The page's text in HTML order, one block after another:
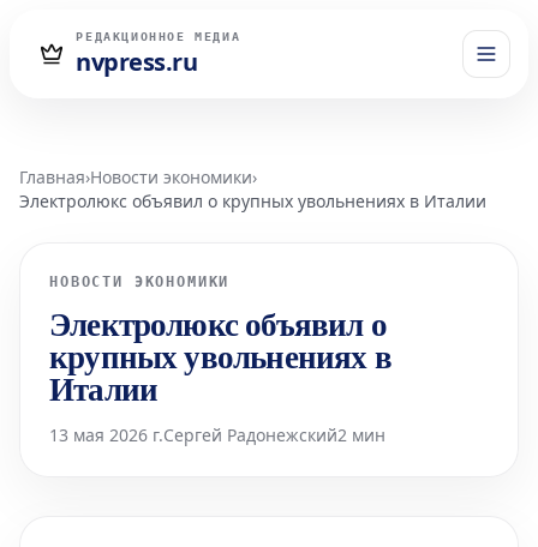
РЕДАКЦИОННОЕ МЕДИА
nvpress.ru
Главная›Новости экономики›
Электролюкс объявил о крупных увольнениях в Италии
НОВОСТИ ЭКОНОМИКИ
Электролюкс объявил о
крупных увольнениях в
Италии
13 мая 2026 г.Сергей Радонежский2 мин